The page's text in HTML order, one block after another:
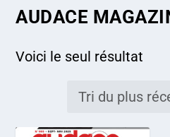
AUDACE
Voici le seul résultat